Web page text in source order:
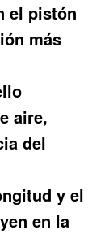
el pistón
más
aire,
del
y el
en la